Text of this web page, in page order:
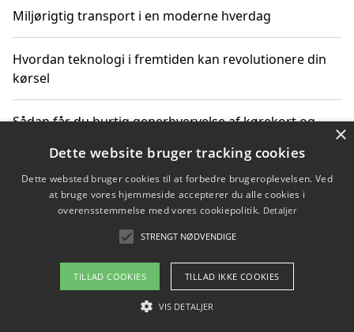
Miljørigtig transport i en moderne hverdag
Hvordan teknologi i fremtiden kan revolutionere din
kørsel
Sådan får du hurtig generhvervelse af kørekort og
Sådan lærer du miljørigtig kørsel hos en køreskole i
Gentofte
Copyright 2026 - Pilanto Aps
Om / kontakt
×
Dette website bruger tracking cookies
Dette websted bruger cookies til at forbedre brugeroplevelsen. Ved
at bruge vores hjemmeside accepterer du alle cookies i
overensstemmelse med vores cookiepolitik. Detaljer
STRENGT NØDVENDIGE
TILLAD COOKIES TILLAD IKKE COOKIES
VIS DETALJER